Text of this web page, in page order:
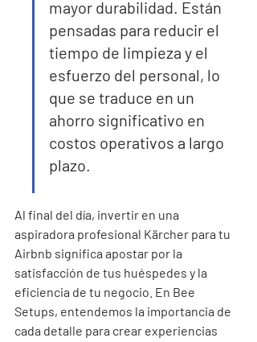
mayor durabilidad. Están
pensadas para reducir el
tiempo de limpieza y el
esfuerzo del personal, lo
que se traduce en un
ahorro significativo en
costos operativos a largo
plazo.
Al final del día, invertir en una
aspiradora profesional Kärcher para tu
Airbnb significa apostar por la
satisfacción de tus huéspedes y la
eficiencia de tu negocio. En Bee
Setups, entendemos la importancia de
cada detalle para crear experiencias